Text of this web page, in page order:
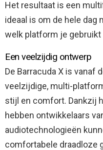
Het resultaat is een
ideaal is om de hele dag
welk platform je gebruikt
Een veelzijdig ontwerp
De Barracuda X is vanaf
veelzijdige, multi-
stijl en comfort. Dankzij
hebben ontwikkelaars
audiotechnologieën
comfortabele draadloze